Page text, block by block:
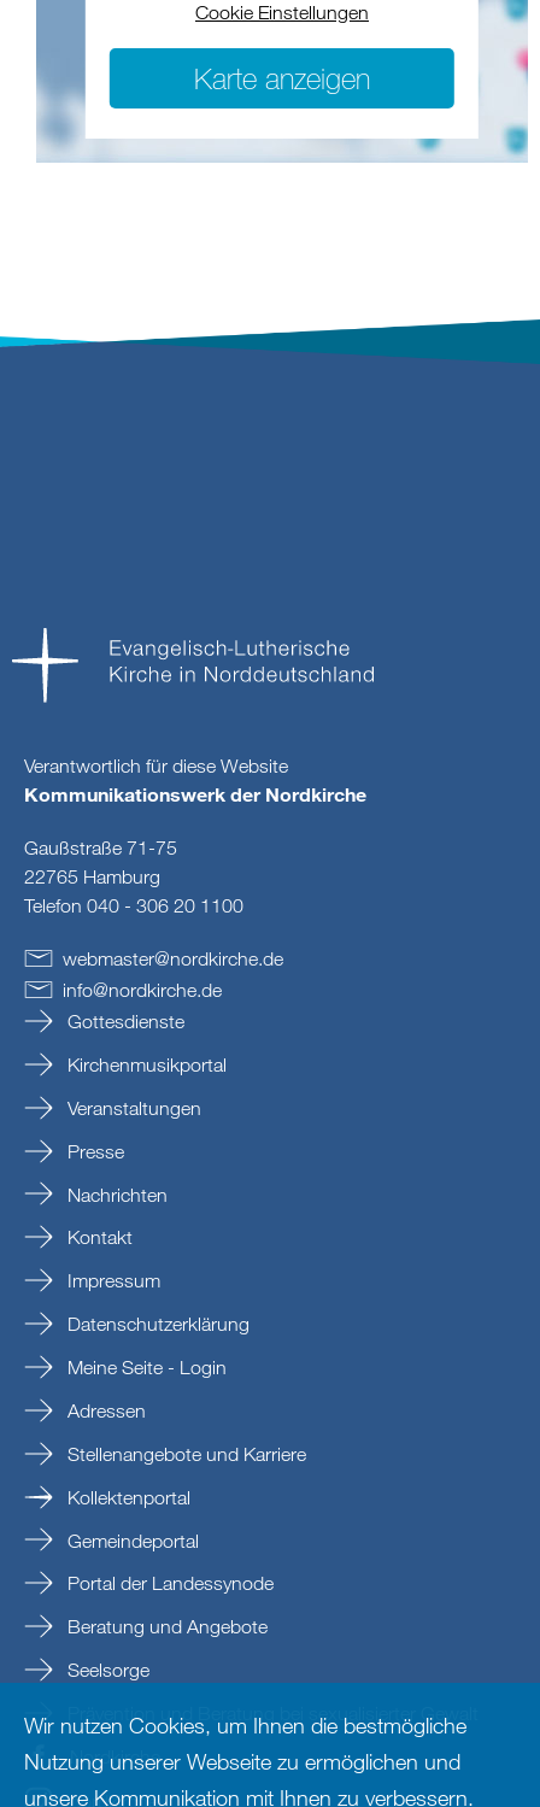
Cookie Einstellungen
Karte anzeigen
Verantwortlich für diese Website
Kommunikationswerk der Nordkirche
Gaußstraße 71-75
22765 Hamburg
Telefon 040 - 306 20 1100
webmaster@nordkirche.de
info@nordkirche.de
Gottesdienste
Kirchenmusikportal
Veranstaltungen
Presse
Nachrichten
Kontakt
Impressum
Datenschutzerklärung
Meine Seite - Login
Adressen
Stellenangebote und Karriere
Kollektenportal
Gemeindeportal
Portal der Landessynode
Beratung und Angebote
Seelsorge
Prävention und Beratung bei sexualisierter Gewalt
Nordkirche
nordkirche
Wir nutzen Cookies, um Ihnen die bestmögliche
Nutzung unserer Webseite zu ermöglichen und
unsere Kommunikation mit Ihnen zu verbessern.